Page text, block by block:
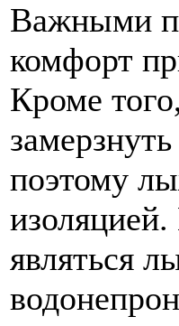
Важными
комфорт
Кроме
поэтому
являться